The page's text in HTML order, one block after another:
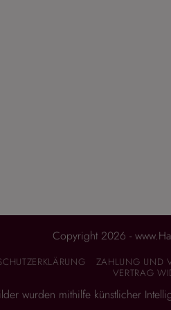
Copyright 2026 -
ZAHLUNG UND
VERTRAG
wurden mithilfe künstlicher